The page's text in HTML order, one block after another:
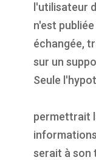
l'utilisateur
n'est
échangée,
sur un
Seule
permettrait
serait à son